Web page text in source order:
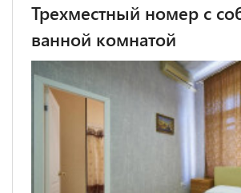
Трехместный номер с
ванной комнатой